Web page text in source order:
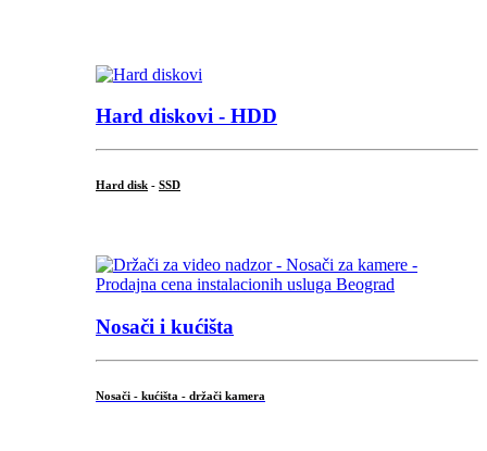
Hard diskovi - HDD
Hard disk - SSD
Nosači i kućišta
Nosači - kućišta - držači kamera